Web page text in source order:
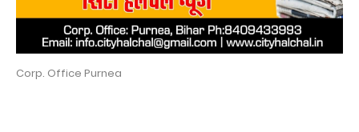
Corp. Office Purnea